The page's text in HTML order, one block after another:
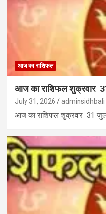
आज का राशिफल
आज का राशिफल शुक्रवार
July 31, 2026 adminsidhbali
आज का राशिफल शुक्रवार 31